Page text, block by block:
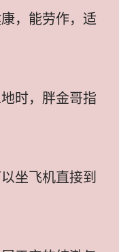
，能劳作，适
时，胖金哥指
坐飞机直接到